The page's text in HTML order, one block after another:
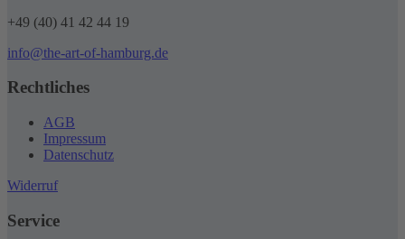
+49 (40) 41 42 44 19
info@the-art-of-hamburg.de
Rechtliches
AGB
Impressum
Datenschutz
Widerruf
Service